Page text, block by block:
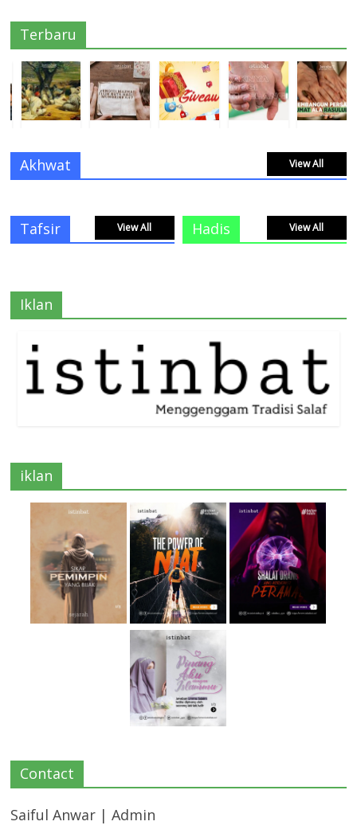
Terbaru
Akhwat View All
Tafsir View All Hadis View All
Iklan
iklan
Contact
Saiful Anwar | Admin